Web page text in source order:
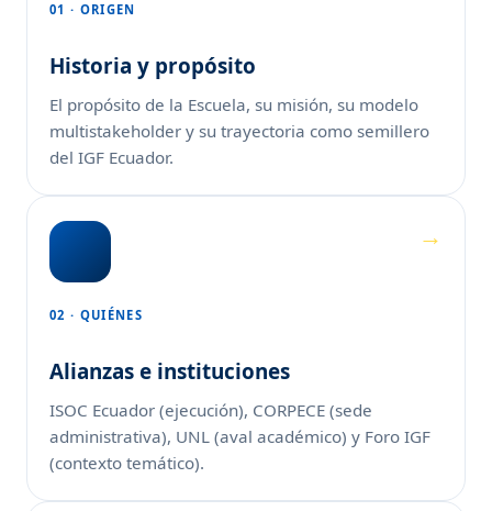
01 · ORIGEN
Historia y propósito
El propósito de la Escuela, su misión, su modelo
multistakeholder y su trayectoria como semillero
del IGF Ecuador.
02 · QUIÉNES
Alianzas e instituciones
ISOC Ecuador (ejecución), CORPECE (sede
administrativa), UNL (aval académico) y Foro IGF
(contexto temático).